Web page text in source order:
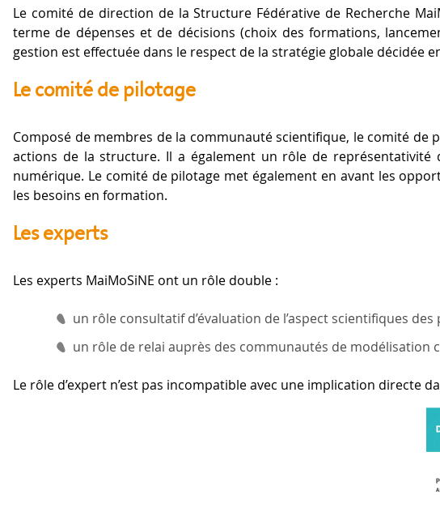
Le comité de direction de la Structure Fédérative de Recherche
terme de dépenses et de décisions (choix des formations,
gestion est effectuée dans le respect de la stratégie globale décidée
Le comité de pilotage
Composé de membres de la communauté scientifique, le comité de
actions de la structure. Il a également un rôle de
numérique. Le comité de pilotage met également en avant les
les besoins en formation.
Les experts
Les experts MaiMoSiNE ont un rôle double :
un rôle consultatif d’évaluation de l’aspect scientifiques des
un rôle de relai auprès des communautés de modélisation
Le rôle d’expert n’est pas incompatible avec une implication directe